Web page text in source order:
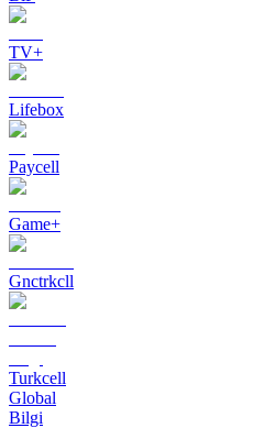
TV+
Lifebox
Paycell
Game+
Gnctrkcll
Turkcell
Global
Bilgi